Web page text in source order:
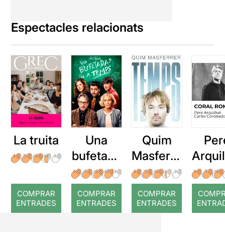
Espectacles relacionats
La truita
COMPRAR
ENTRADES
Una
bufetada
a temps
COMPRAR
ENTRADES
Quim
Masferre
r: Temps
COMPRAR
ENTRADES
: